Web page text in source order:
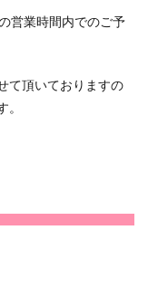
営業時間内でのご予
て頂いておりますの